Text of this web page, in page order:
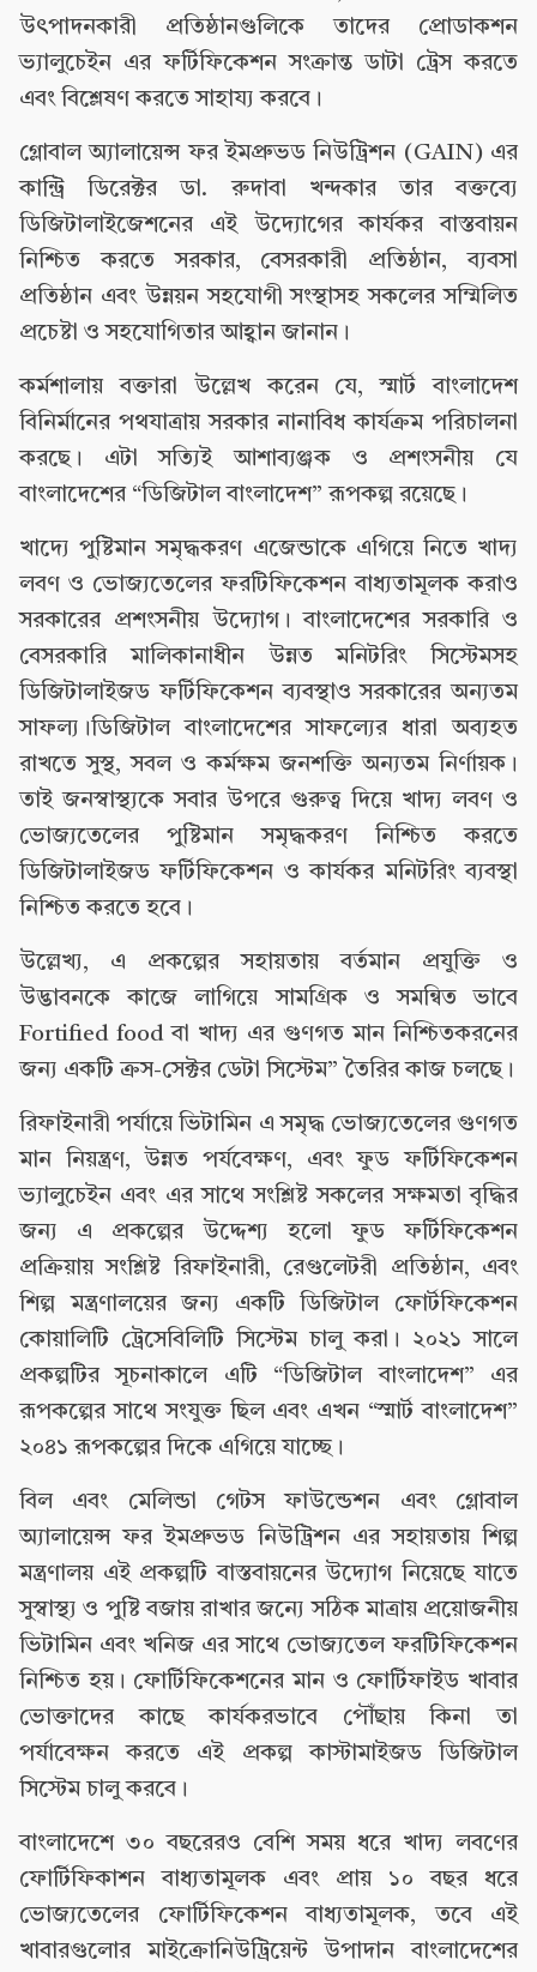
উৎপাদনকারী প্রতিষ্ঠানগুলিকে তাদের প্রোডাকশন
ভ্যালুচেইন এর ফর্টিফিকেশন সংক্রান্ত ডাটা ট্রেস করতে
এবং বিশ্লেষণ করতে সাহায্য করবে।
গ্লোবাল অ্যালায়েন্স ফর ইমপ্রুভড নিউট্রিশন (GAIN) এর
কান্ট্রি ডিরেক্টর ডা. রুদাবা খন্দকার তার বক্তব্যে
ডিজিটালাইজেশনের এই উদ্যোগের কার্যকর বাস্তবায়ন
নিশ্চিত করতে সরকার, বেসরকারী প্রতিষ্ঠান, ব্যবসা
প্রতিষ্ঠান এবং উন্নয়ন সহযোগী সংস্থাসহ সকলের সম্মিলিত
প্রচেষ্টা ও সহযোগিতার আহ্বান জানান।
কর্মশালায় বক্তারা উল্লেখ করেন যে, স্মার্ট বাংলাদেশ
বিনির্মানের পথযাত্রায় সরকার নানাবিধ কার্যক্রম পরিচালনা
করছে। এটা সত্যিই আশাব্যঞ্জক ও প্রশংসনীয় যে
বাংলাদেশের “ডিজিটাল বাংলাদেশ” রূপকল্প রয়েছে।
খাদ্যে পুষ্টিমান সমৃদ্ধকরণ এজেন্ডাকে এগিয়ে নিতে খাদ্য
লবণ ও ভোজ্যতেলের ফরটিফিকেশন বাধ্যতামূলক করাও
সরকারের প্রশংসনীয় উদ্যোগ। বাংলাদেশের সরকারি ও
বেসরকারি মালিকানাধীন উন্নত মনিটরিং সিস্টেমসহ
ডিজিটালাইজড ফর্টিফিকেশন ব্যবস্থাও সরকারের অন্যতম
সাফল্য।ডিজিটাল বাংলাদেশের সাফল্যের ধারা অব্যহত
রাখতে সুস্থ, সবল ও কর্মক্ষম জনশক্তি অন্যতম নির্ণায়ক।
তাই জনস্বাস্থ্যকে সবার উপরে গুরুত্ব দিয়ে খাদ্য লবণ ও
ভোজ্যতেলের পুষ্টিমান সমৃদ্ধকরণ নিশ্চিত করতে
ডিজিটালাইজড ফর্টিফিকেশন ও কার্যকর মনিটরিং ব্যবস্থা
নিশ্চিত করতে হবে।
উল্লেখ্য, এ প্রকল্পের সহায়তায় বর্তমান প্রযুক্তি ও
উদ্ভাবনকে কাজে লাগিয়ে সামগ্রিক ও সমন্বিত ভাবে
Fortified food বা খাদ্য এর গুণগত মান নিশ্চিতকরনের
জন্য একটি ক্রস-সেক্টর ডেটা সিস্টেম” তৈরির কাজ চলছে।
রিফাইনারী পর্যায়ে ভিটামিন এ সমৃদ্ধ ভোজ্যতেলের গুণগত
মান নিয়ন্ত্রণ, উন্নত পর্যবেক্ষণ, এবং ফুড ফর্টিফিকেশন
ভ্যালুচেইন এবং এর সাথে সংশ্লিষ্ট সকলের সক্ষমতা বৃদ্ধির
জন্য এ প্রকল্পের উদ্দেশ্য হলো ফুড ফর্টিফিকেশন
প্রক্রিয়ায় সংশ্লিষ্ট রিফাইনারী, রেগুলেটরী প্রতিষ্ঠান, এবং
শিল্প মন্ত্রণালয়ের জন্য একটি ডিজিটাল ফোর্টফিকেশন
কোয়ালিটি ট্রেসেবিলিটি সিস্টেম চালু করা। ২০২১ সালে
প্রকল্পটির সূচনাকালে এটি “ডিজিটাল বাংলাদেশ” এর
রূপকল্পের সাথে সংযুক্ত ছিল এবং এখন “স্মার্ট বাংলাদেশ”
২০৪১ রূপকল্পের দিকে এগিয়ে যাচ্ছে।
বিল এবং মেলিন্ডা গেটস ফাউন্ডেশন এবং গ্লোবাল
অ্যালায়েন্স ফর ইমপ্রুভড নিউট্রিশন এর সহায়তায় শিল্প
মন্ত্রণালয় এই প্রকল্পটি বাস্তবায়নের উদ্যোগ নিয়েছে যাতে
সুস্বাস্থ্য ও পুষ্টি বজায় রাখার জন্যে সঠিক মাত্রায় প্রয়োজনীয়
ভিটামিন এবং খনিজ এর সাথে ভোজ্যতেল ফরটিফিকেশন
নিশ্চিত হয়। ফোর্টিফিকেশনের মান ও ফোর্টিফাইড খাবার
ভোক্তাদের কাছে কার্যকরভাবে পৌঁছায় কিনা তা
পর্যাবেক্ষন করতে এই প্রকল্প কাস্টামাইজড ডিজিটাল
সিস্টেম চালু করবে।
বাংলাদেশে ৩০ বছরেরও বেশি সময় ধরে খাদ্য লবণের
ফোর্টিফিকাশন বাধ্যতামূলক এবং প্রায় ১০ বছর ধরে
ভোজ্যতেলের ফোর্টিফিকেশন বাধ্যতামূলক, তবে এই
খাবারগুলোর মাইক্রোনিউট্রিয়েন্ট উপাদান বাংলাদেশের